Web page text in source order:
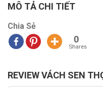
MÔ TẢ CHI TIẾT
Chia Sẻ
0
Shares
REVIEW VÁCH SEN